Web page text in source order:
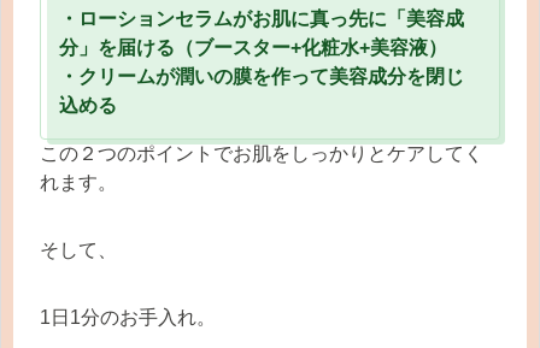
・ローションセラムがお肌に真っ先に「美容成
分」を届ける（ブースター+化粧水+美容液）
・クリームが潤いの膜を作って美容成分を閉じ
込める
この２つのポイントでお肌をしっかりとケアしてく
れます。
そして、
1日1分のお手入れ。